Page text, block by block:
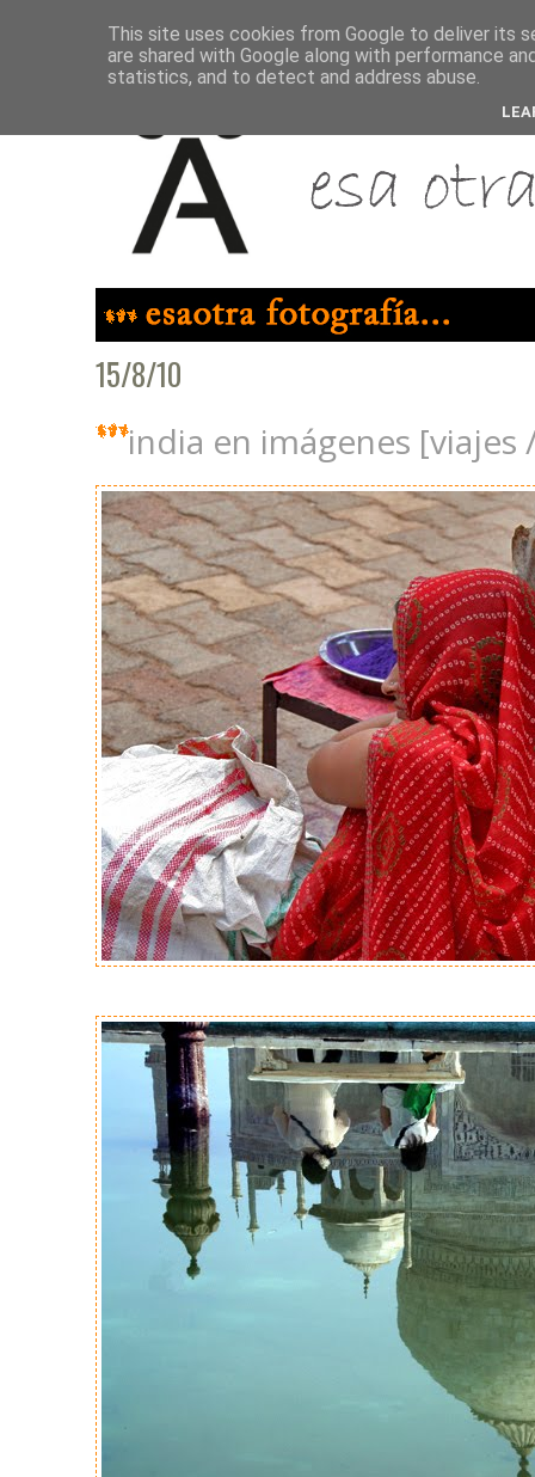
15/8/10
india en imágenes
This site uses cookies from Google to deliver its
are shared with Google along with performance
statistics, and to detect and address abuse.